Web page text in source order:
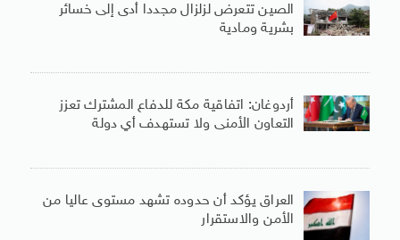
الصين تتعرض لزلزال مجددا أدى إلى خسائر
بشرية ومادية
أردوغان: اتفاقية مكة للدفاع المشترك تعزز
التعاون الأمنى ولا تستهدف أي دولة
العراق يؤكد أن حدوده تشهد مستوى عاليا من
الأمن والاستقرار